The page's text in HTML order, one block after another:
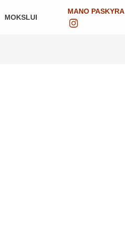
MOKSLUI
MANO PASKYRA